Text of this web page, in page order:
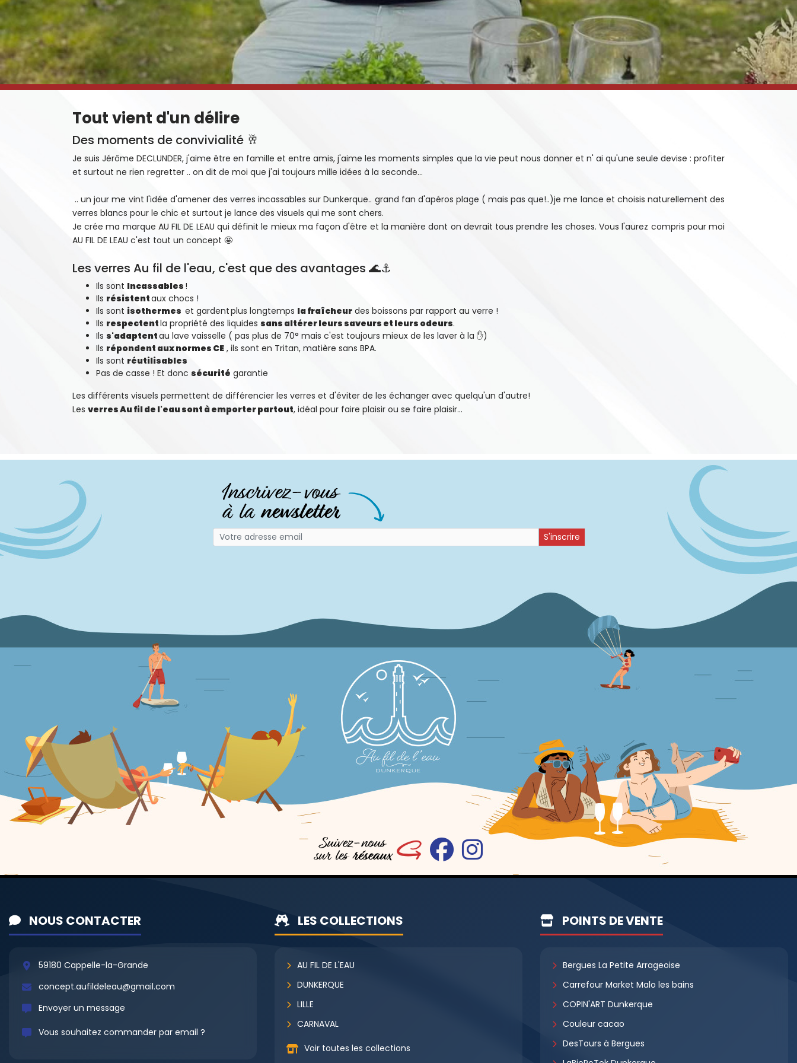
Tout vient d'un délire
Des moments de convivialité 🥂
Je suis Jérôme DECLUNDER, j'aime être en famille et entre amis, j'aime les moments simples que la vie peut nous donner et n' ai qu'une seule devise : profiter
et surtout ne rien regretter .. on dit de moi que j'ai toujours mille idées à la seconde...
.. un jour me vint l'idée d'amener des verres incassables sur Dunkerque.. grand fan d'apéros plage ( mais pas que!..)je me lance et choisis naturellement des
verres blancs pour le chic et surtout je lance des visuels qui me sont chers.
Je crée ma marque AU FIL DE LEAU qui définit le mieux ma façon d'être et la manière dont on devrait tous prendre les choses. Vous l'aurez compris pour moi
AU FIL DE LEAU c'est tout un concept 🤩
Les verres Au fil de l'eau, c'est que des avantages 🌊⚓
Ils sont Incassables !
Ils résistentaux chocs !
Ils sont isothermes et gardentplus longtemps la fraîcheur des boissons par rapport au verre !
Ils respectentla propriété des liquides sans altérer leurs saveurs et leurs odeurs.
Ils s'adaptentau lave vaisselle ( pas plus de 70° mais c'est toujours mieux de les laver à la ✋)
Ils répondent aux normes CE , ils sont en Tritan, matière sans BPA.
Ils sont réutilisables
Pas de casse ! Et donc sécurité garantie
Les différents visuels permettent de différencier les verres et d'éviter de les échanger avec quelqu'un d'autre!
Les verres Au fil de l'eau sont à emporter partout, idéal pour faire plaisir ou se faire plaisir...
S'inscrire
NOUS CONTACTER
59180 Cappelle-la-Grande
concept.aufildeleau@gmail.com
Envoyer un message
Vous souhaitez commander par email ?
LES COLLECTIONS
AU FIL DE L'EAU
DUNKERQUE
LILLE
CARNAVAL
Voir toutes les collections
POINTS DE VENTE
Bergues La Petite Arrageoise
Carrefour Market Malo les bains
COPIN'ART Dunkerque
Couleur cacao
DesTours à Bergues